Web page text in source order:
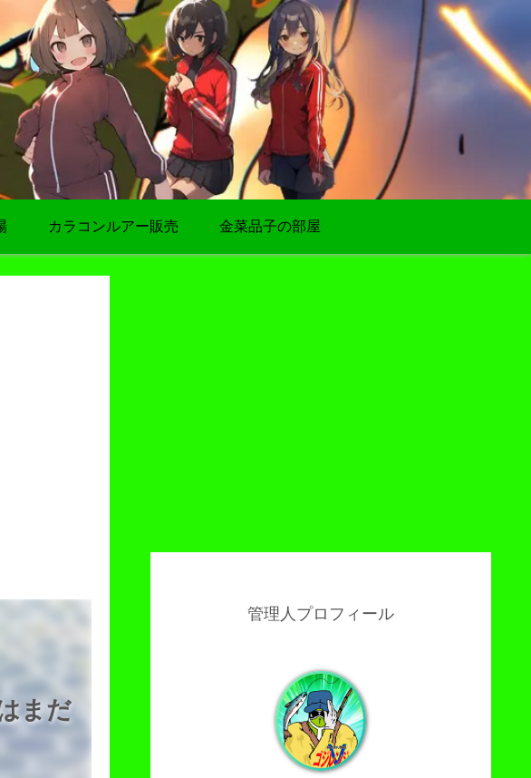
カラコンルアー販売 金菜品子の部屋
まだ
管理人プロフィール